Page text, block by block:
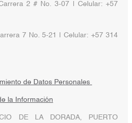
2 # No. 3-07 | Celular: +57
7 No. 5-21 | Celular: +57 314
de Datos Personales
la Información
DE LA DORADA, PUERTO